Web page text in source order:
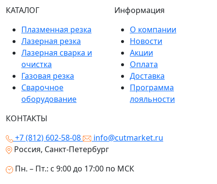
КАТАЛОГ
Плазменная резка
Лазерная резка
Лазерная сварка и
очистка
Газовая резка
Сварочное
оборудование
Информация
О компании
Новости
Акции
Оплата
Доставка
Программа
лояльности
КОНТАКТЫ
+7 (812) 602-58-08
info@cutmarket.ru
Россия, Санкт-Петербург
Пн. – Пт.: с 9:00 до 17:00 по МСК